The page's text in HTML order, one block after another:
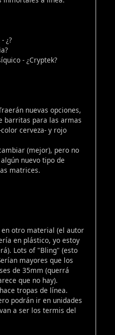
¿?
- ¿Cryptek?
nuevas opciones,
barritas para las armas
cerveza- y rojo
(mejor), pero no
nuevo tipo de
matrices.
en otro material (el autor
en plástico, yo estoy
Lots of "Bling" (esto
mayores que los
de 35mm (querrá
que no hay).
tropas de línea.
podrán ir en unidades
a ser los termis del